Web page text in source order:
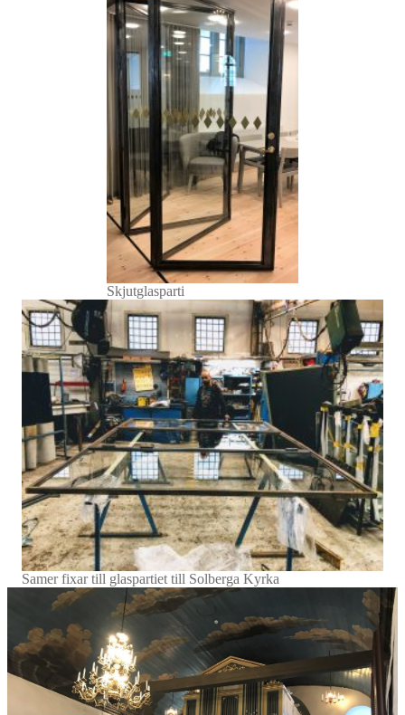
Skjutglasparti
Samer fixar till glaspartiet till Solberga Kyrka